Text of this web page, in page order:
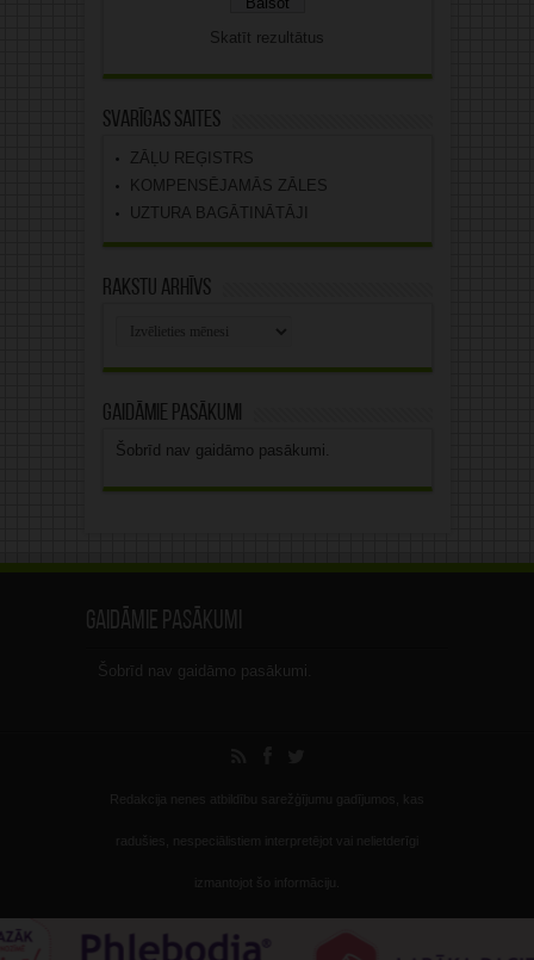
Skatīt rezultātus
Svarīgas saites
ZĀĻU REĢISTRS
KOMPENSĒJAMĀS ZĀLES
UZTURA BAGĀTINĀTĀJI
Rakstu arhīvs
Gaidāmie pasākumi
Šobrīd nav gaidāmo pasākumi.
Gaidāmie pasākumi
Šobrīd nav gaidāmo pasākumi.
Redakcija nenes atbildību sarežģījumu gadījumos, kas